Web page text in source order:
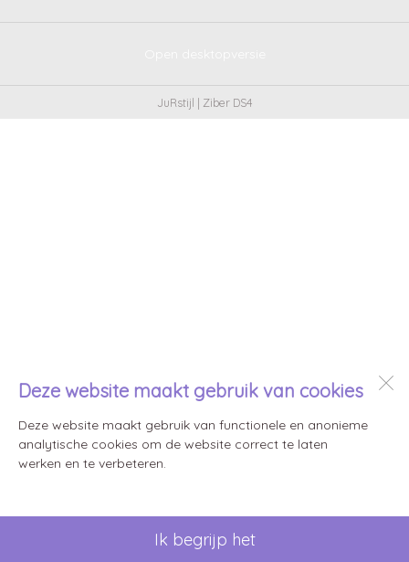
Deze website maakt gebruik van cookies
Deze website maakt gebruik van functionele en anonieme
analytische cookies om de website correct te laten
werken en te verbeteren.
Ik begrijp het
JuRstijl | Ziber DS4